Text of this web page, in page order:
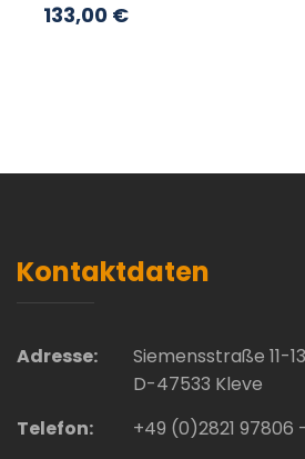
133,00 €
Kontaktdaten
Adresse:
Siemensstraße 11-13
D-47533 Kleve
Telefon:
+49 (0)2821 97806